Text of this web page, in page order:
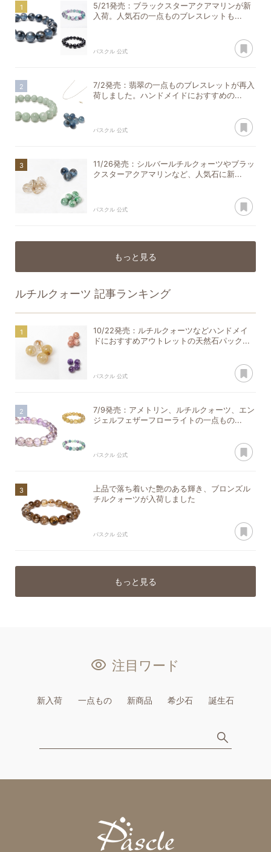
5/21発売：ブラックスターアクアマリンが新
入荷。人気石の一点ものブレスレットも...
パスクル 公式
7/2発売：翡翠の一点ものブレスレットが再入
荷しました。ハンドメイドにおすすめの...
パスクル 公式
11/26発売：シルバールチルクォーツやブラッ
クスターアクアマリンなど、人気石に新...
パスクル 公式
もっと見る
ルチルクォーツ 記事ランキング
10/22発売：ルチルクォーツなどハンドメイ
ドにおすすめアウトレットの天然石パック...
パスクル 公式
7/9発売：アメトリン、ルチルクォーツ、エン
ジェルフェザーフローライトの一点もの...
パスクル 公式
上品で落ち着いた艶のある輝き、ブロンズル
チルクォーツが入荷しました
パスクル 公式
もっと見る
注目ワード
新入荷 一点もの 新商品 希少石 誕生石